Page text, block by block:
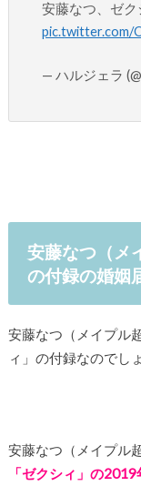
安藤なつ、ゼク
pic.twitter.com/
— ハルジェラ
安藤なつ（メ
の付録の婚姻
安藤なつ（メイプル
ィ」の付録なのでし
安藤なつ（メイプル
「ゼクシィ」の